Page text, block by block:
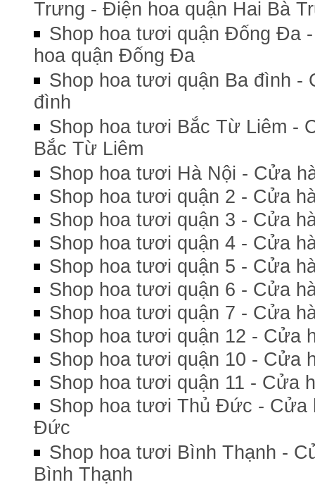
Trưng - Điện hoa quận Hai Bà
Shop hoa tươi quận Đống Đa
hoa quận Đống Đa
Shop hoa tươi quận Ba đình
đình
Shop hoa tươi Bắc Từ Liêm -
Bắc Từ Liêm
Shop hoa tươi Hà Nội - Cửa
Shop hoa tươi quận 2 - Cửa
Shop hoa tươi quận 3 - Cửa
Shop hoa tươi quận 4 - Cửa
Shop hoa tươi quận 5 - Cửa
Shop hoa tươi quận 6 - Cửa
Shop hoa tươi quận 7 - Cửa
Shop hoa tươi quận 12 - Cửa
Shop hoa tươi quận 10 - Cửa
Shop hoa tươi quận 11 - Cửa
Shop hoa tươi Thủ Đức -
Đức
Shop hoa tươi Bình Thạnh -
Bình Thạnh